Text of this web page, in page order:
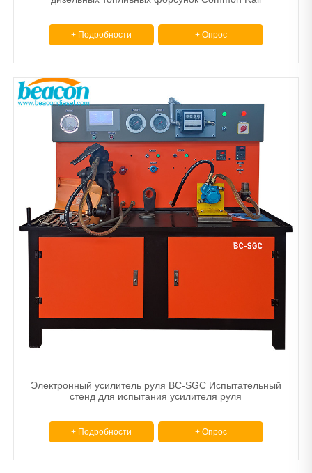
+ Подробности + Опрос
Электронный усилитель руля BC-SGC Испытательный
стенд для испытания усилителя руля
+ Подробности + Опрос